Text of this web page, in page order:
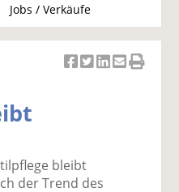
Jobs / Verkäufe
u
c
uf
F
wi
tt Li
bleibt
der Trend des